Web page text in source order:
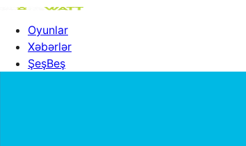
Oyunlar
Xəbərlər
ŞeşBeş